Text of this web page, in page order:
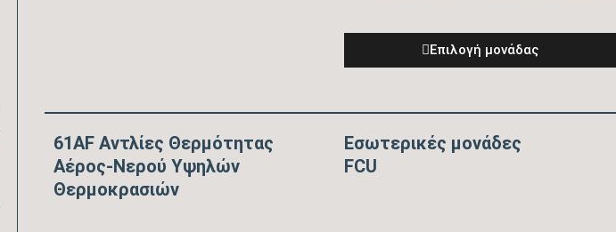
Eπιλογή μονάδας
61AF Αντλίες Θερμότητας
Αέρος-Νερού Υψηλών
Θερμοκρασιών
Εσωτερικές μονάδες
FCU